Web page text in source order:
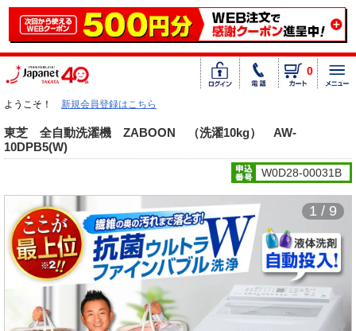
0
ようこそ！ 新規会員登録はこちら
東芝 全自動洗濯機 ZABOON （洗濯10kg） AW-
10DPB5(W)
W0D28-00031B
1 / 9